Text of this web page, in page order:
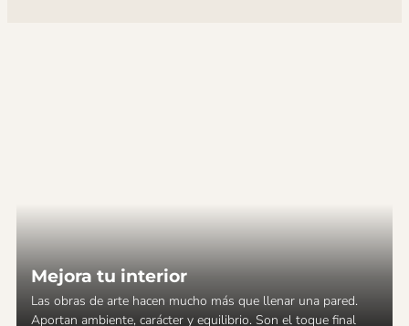
Mejora tu interior
Las obras de arte hacen mucho más que llenar una pared.
Aportan ambiente, carácter y equilibrio. Son el toque final